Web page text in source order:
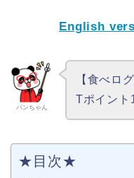
English
パンちゃん
【食べロ
Tポイント
★目次★